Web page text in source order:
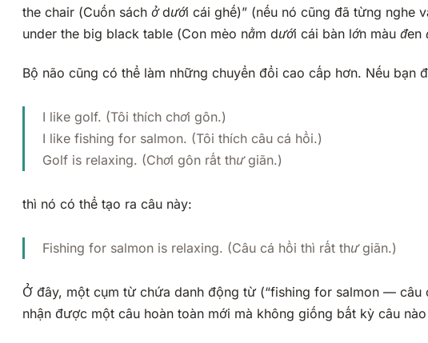
the chair (Cuốn sách ở dưới cái ghế)” (nếu nó cũng đã từng nghe
under the big black table (Con mèo nằm dưới cái bàn lớn màu đen
Bộ não cũng có thể làm những chuyển đổi cao cấp hơn. Nếu bạn
I like golf. (Tôi thích chơi gôn.)
I like fishing for salmon. (Tôi thích câu cá hồi.)
Golf is relaxing. (Chơi gôn rất thư giãn.)
thì nó có thể tạo ra câu này:
Fishing for salmon is relaxing. (Câu cá hồi thì rất thư giãn.)
Ở đây, một cụm từ chứa danh động từ (“fishing for salmon —
nhận được một câu hoàn toàn mới mà không giống bất kỳ câu